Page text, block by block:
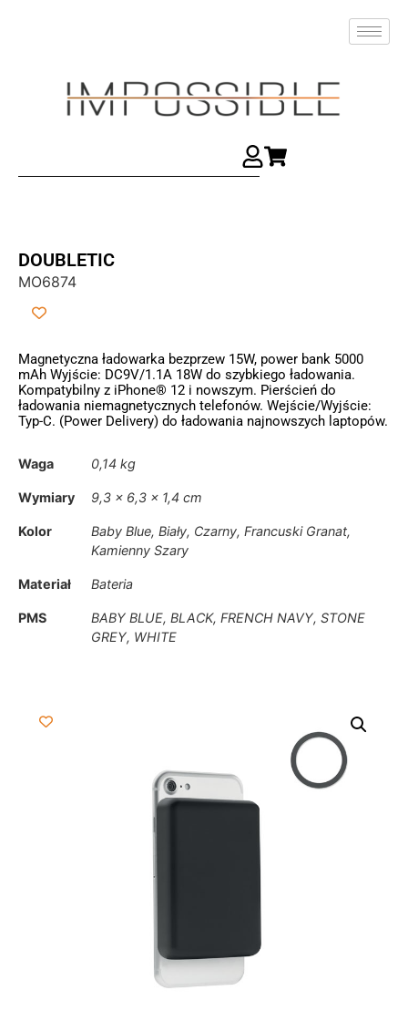
DOUBLETIC
MO6874
Magnetyczna ładowarka bezprzew 15W, power bank 5000
mAh Wyjście: DC9V/1.1A 18W do szybkiego ładowania.
Kompatybilny z iPhone® 12 i nowszym. Pierścień do
ładowania niemagnetycznych telefonów. Wejście/Wyjście:
Typ-C. (Power Delivery) do ładowania najnowszych laptopów.
Waga 0,14 kg
Wymiary 9,3 × 6,3 × 1,4 cm
Kolor
Baby Blue, Biały, Czarny, Francuski Granat,
Kamienny Szary
Materiał Bateria
PMS
BABY BLUE, BLACK, FRENCH NAVY, STONE
GREY, WHITE